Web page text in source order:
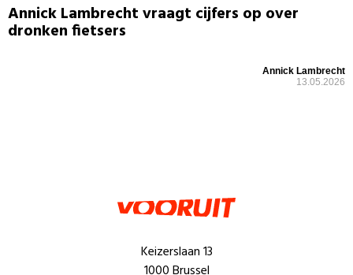
Annick Lambrecht vraagt cijfers op over
dronken fietsers
Annick Lambrecht
13.05.2026
Keizerslaan 13
1000 Brussel